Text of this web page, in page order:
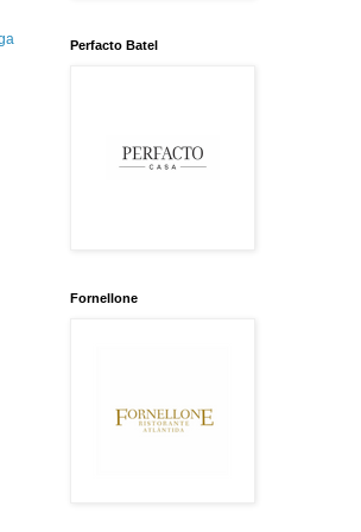
Perfacto Batel
Fornellone